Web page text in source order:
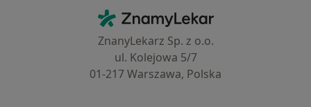
ZnamyLekar - Hlavní stránka
ZnanyLekarz Sp. z o.o.
ul. Kolejowa 5/7
01-217 Warszawa, Polska